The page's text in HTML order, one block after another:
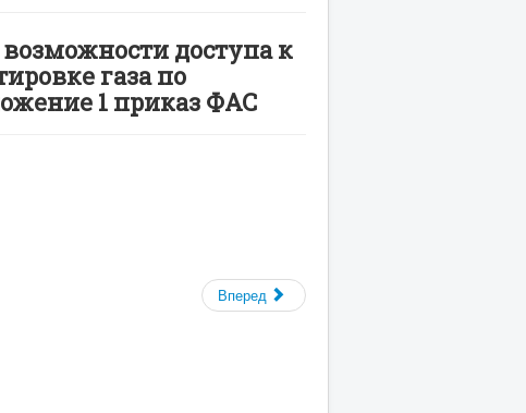
доступа к
газа по
1 приказ ФАС
Вперед